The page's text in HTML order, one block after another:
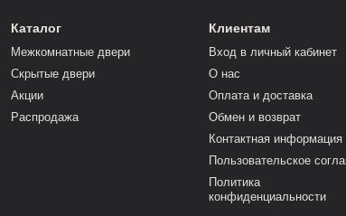
Каталог
Межкомнатные двери
Скрытые двери
Акции
Распродажа
Клиентам
Вход в личный кабинет
О нас
Оплата и доставка
Обмен и возврат
Контактная информация
Пользовательское
Политика
конфиденциальности